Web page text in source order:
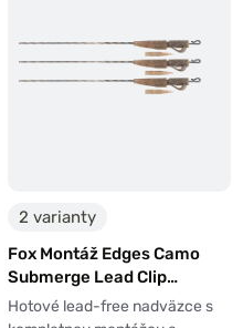
2 varianty
Fox Montáž Edges Camo
Submerge Lead Clip
Leaders 3ks
Hotové lead-free nadväzce s